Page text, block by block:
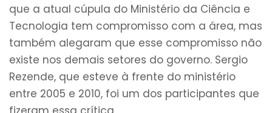
que a atual cúpula do Ministério da Ciência e
Tecnologia tem compromisso com a área, mas
também alegaram que esse compromisso não
existe nos demais setores do governo. Sergio
Rezende, que esteve à frente do ministério
entre 2005 e 2010, foi um dos participantes que